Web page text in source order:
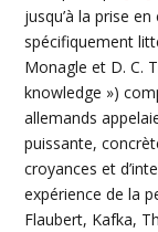
jusqu’à la prise
spécifiquement
Monagle et D. C.
knowledge »)
allemands
puissante,
croyances et
expérience de la
Flaubert, Kafka,